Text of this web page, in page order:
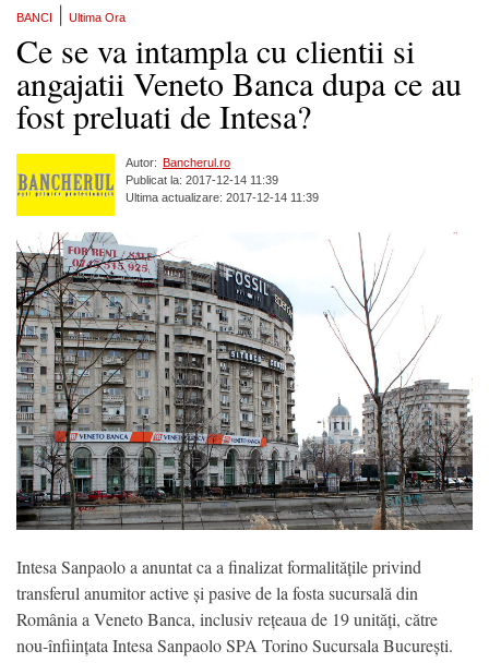
BANCI Ultima Ora
Ce se va intampla cu clientii si
angajatii Veneto Banca dupa ce au
fost preluati de Intesa?
Autor: Bancherul.ro
Publicat la: 2017-12-14 11:39
Ultima actualizare: 2017-12-14 11:39
Intesa Sanpaolo a anuntat ca a finalizat formalitățile privind
transferul anumitor active și pasive de la fosta sucursală din
România a Veneto Banca, inclusiv rețeaua de 19 unități, către
nou-înființata Intesa Sanpaolo SPA Torino Sucursala București.